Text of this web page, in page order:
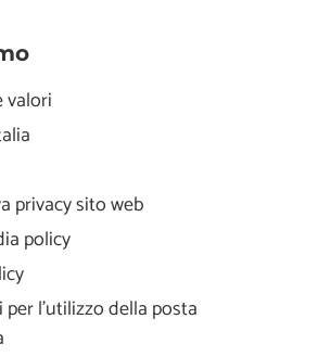
valori
privacy sito web
policy
l'utilizzo della posta